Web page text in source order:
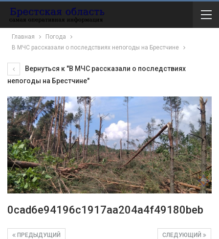
Главная
Погода
В МЧС рассказали о последствиях непогоды на Брестчине
Вернуться к "В МЧС рассказали о последствиях
непогоды на Брестчине"
0cad6e94196c1917aa204a4f49180beb
СЛЕДУЮЩИЙ
ПРЕДЫДУЩИЙ